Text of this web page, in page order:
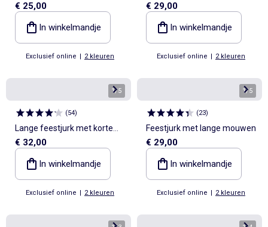
lagen
€ 25,00
In winkelmandje
Exclusief online | 2 kleuren
fantasiejuweel
€ 29,00
In winkelmandje
Exclusief online | 2 kleuren
1/5
(54)
Lange feestjurk met korte
mouwen
€ 32,00
In winkelmandje
Exclusief online | 2 kleuren
1/5
(23)
Feestjurk met lange mouwen
€ 29,00
In winkelmandje
Exclusief online | 2 kleuren